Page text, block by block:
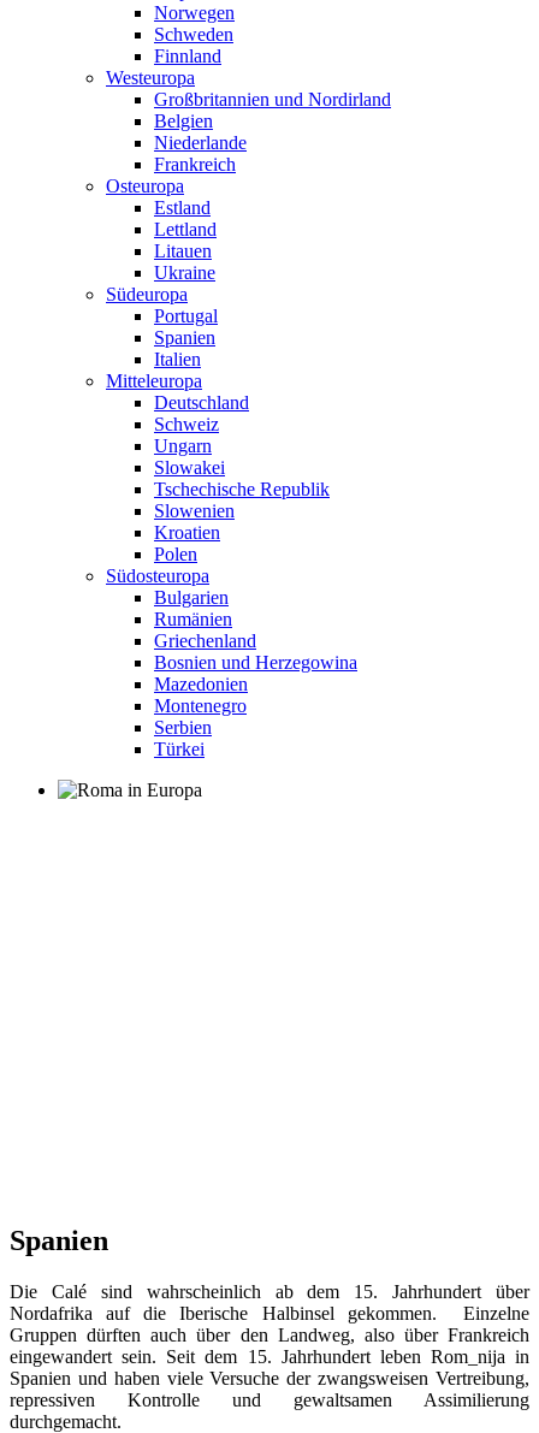
Norwegen
Schweden
Finnland
Westeuropa
Großbritannien und Nordirland
Belgien
Niederlande
Frankreich
Osteuropa
Estland
Lettland
Litauen
Ukraine
Südeuropa
Portugal
Spanien
Italien
Mitteleuropa
Deutschland
Schweiz
Ungarn
Slowakei
Tschechische Republik
Slowenien
Kroatien
Polen
Südosteuropa
Bulgarien
Rumänien
Griechenland
Bosnien und Herzegowina
Mazedonien
Montenegro
Serbien
Türkei
Spanien
Die Calé sind wahrscheinlich ab dem 15. Jahrhundert über
Nordafrika auf die Iberische Halbinsel gekommen. Einzelne
Gruppen dürften auch über den Landweg, also über Frankreich
eingewandert sein. Seit dem 15. Jahrhundert leben Rom_nija in
Spanien und haben viele Versuche der zwangsweisen Vertreibung,
repressiven Kontrolle und gewaltsamen Assimilierung
durchgemacht.